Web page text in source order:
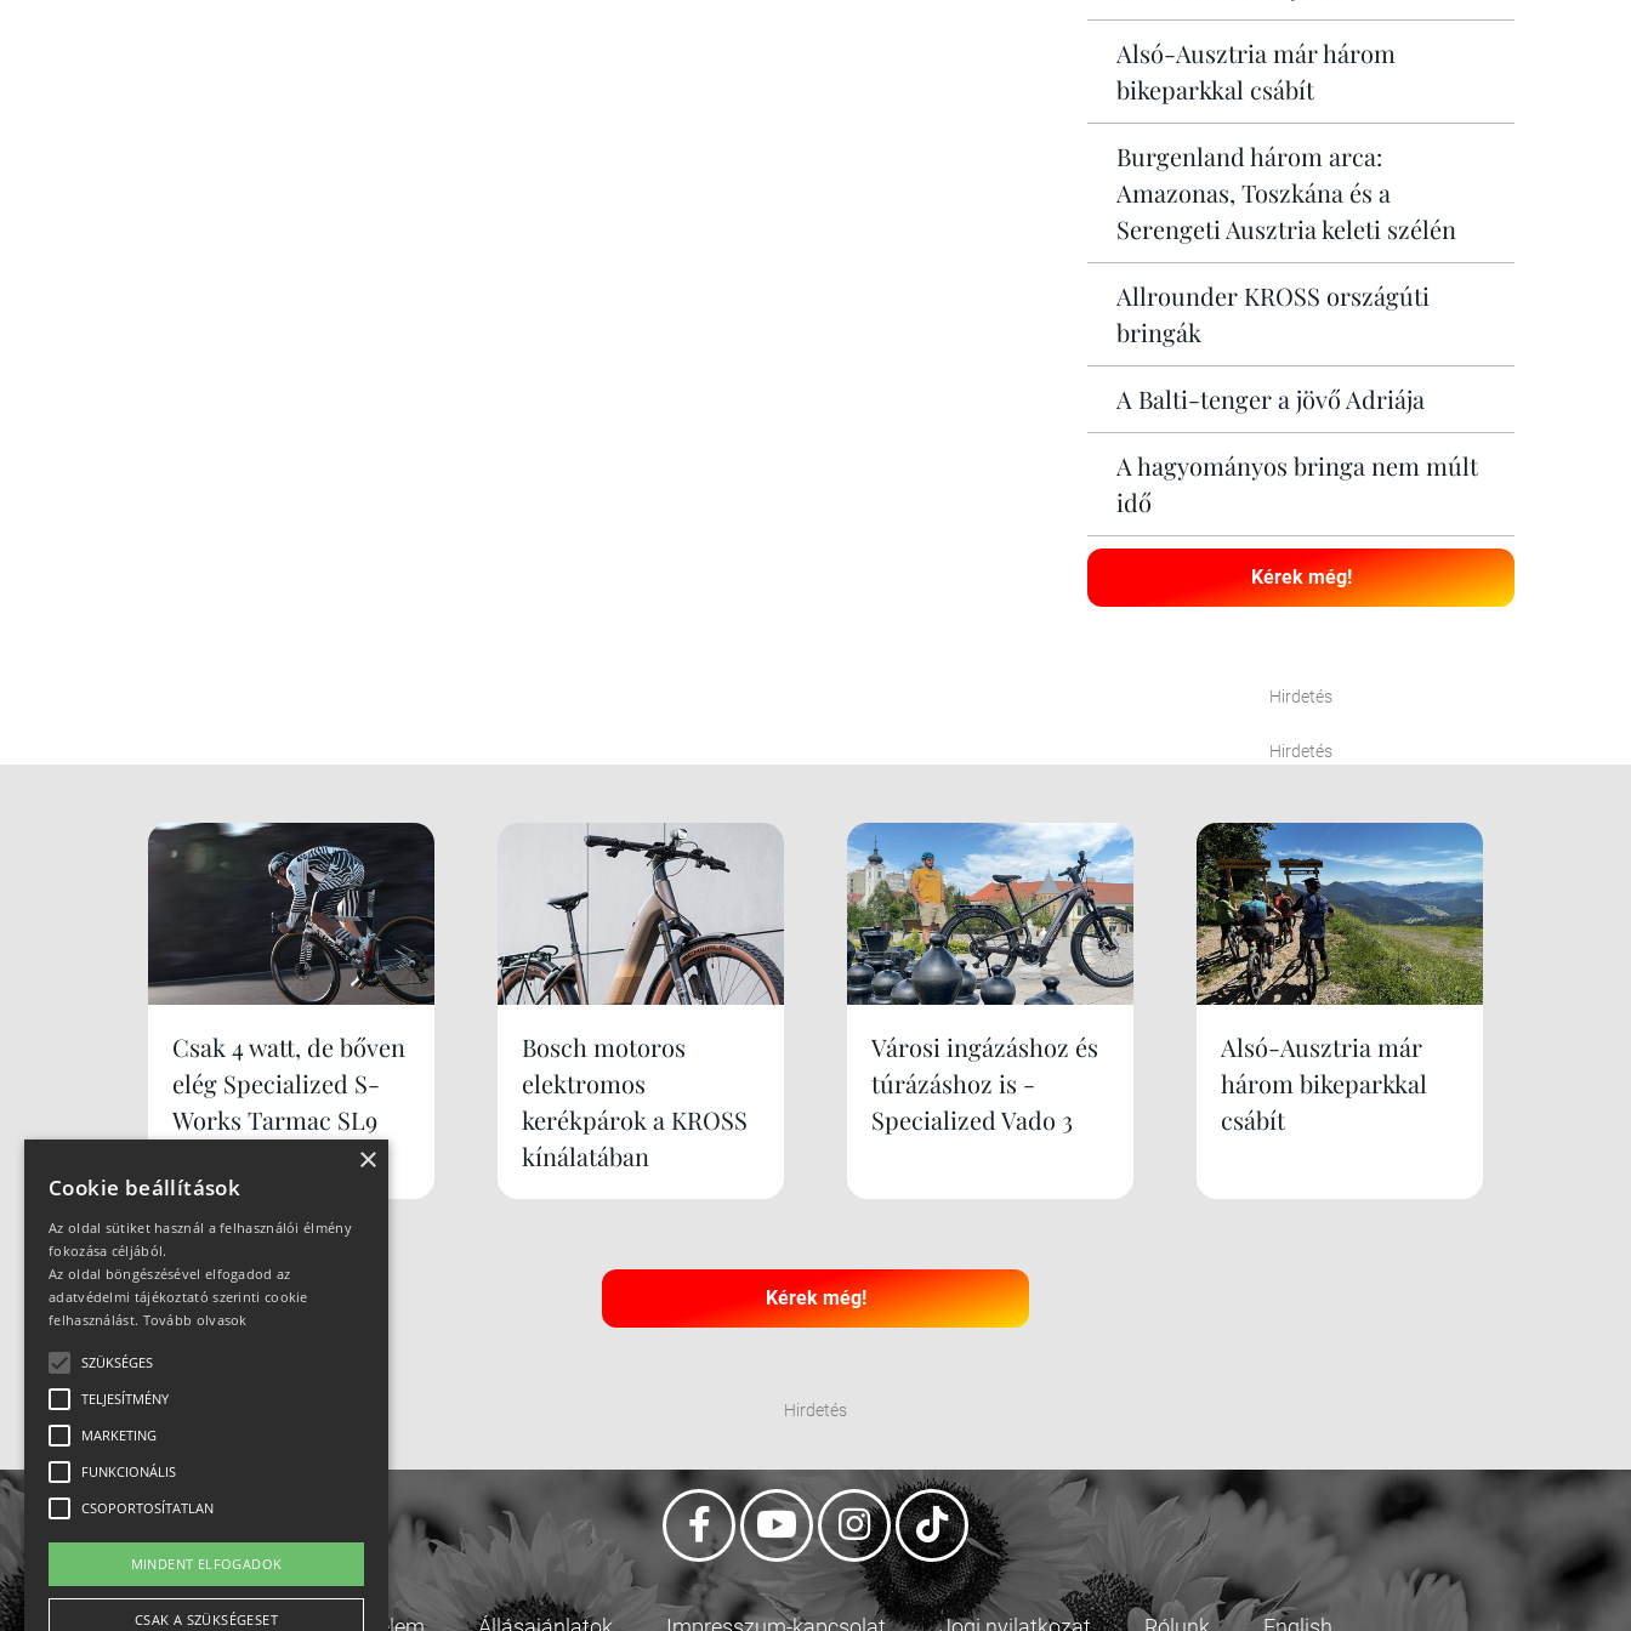
Alsó-Ausztria már három
bikeparkkal csábít
Burgenland három arca:
Amazonas, Toszkána és a
Serengeti Ausztria keleti szélén
Allrounder KROSS országúti
bringák
A Balti-tenger a jövő Adriája
A hagyományos bringa nem múlt
idő
Kérek még!
Hirdetés
Hirdetés
Csak 4 watt, de bőven
elég Specialized S-
Works Tarmac SL9
Bosch motoros
elektromos
kerékpárok a KROSS
kínálatában
Városi ingázáshoz és
túrázáshoz is -
Specialized Vado 3
Alsó-Ausztria már
három bikeparkkal
csábít
Kérek még!
Hirdetés
×
Cookie beállítások
Az oldal sütiket használ a felhasználói élmény
fokozása céljából.
Az oldal böngészésével elfogadod az
adatvédelmi tájékoztató szerinti cookie
felhasználást. Tovább olvasok
SZÜKSÉGES
TELJESÍTMÉNY
MARKETING
FUNKCIONÁLIS
CSOPORTOSÍTATLAN
MINDENT ELFOGADOK
CSAK A SZÜKSÉGESET